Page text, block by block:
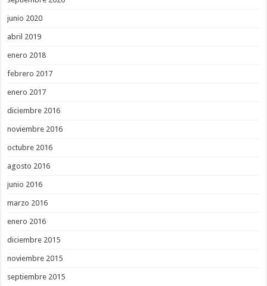
junio 2020
abril 2019
enero 2018
febrero 2017
enero 2017
diciembre 2016
noviembre 2016
octubre 2016
agosto 2016
junio 2016
marzo 2016
enero 2016
diciembre 2015
noviembre 2015
septiembre 2015